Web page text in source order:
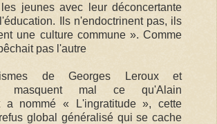
jeunes avec leur déconcertante
Ils n'endoctrinent pas, ils
une culture commune ». Comme
pas l'autre
de Georges Leroux et
masquent mal ce qu'Alain
a nommé « L'ingratitude », cette
global généralisé qui se cache